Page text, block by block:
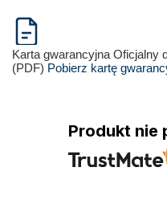
Karta gwarancyjna Oficjalny
(PDF) Pobierz kartę
Produkt nie